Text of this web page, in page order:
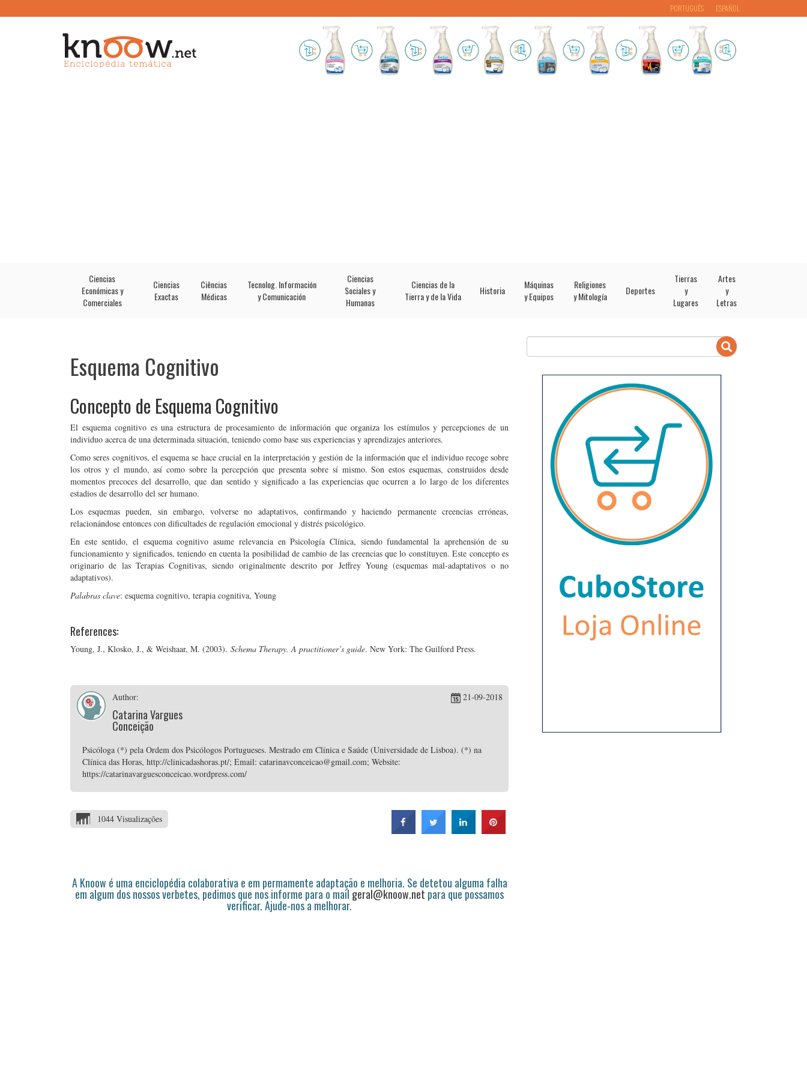
PORTUGUÊS ESPAÑOL
Ciencias
Económicas y
Comerciales
Ciencias
Exactas
Ciências
Médicas
Tecnolog. Información
y Comunicación
Ciencias
Sociales y
Humanas
Ciencias de la
Tierra y de la Vida
Historia
Máquinas
y Equipos
Religiones
y Mitología
Deportes
Tierras
y
Lugares
Artes
y
Letras
Esquema Cognitivo
Concepto de Esquema Cognitivo
El esquema cognitivo es una estructura de procesamiento de información que organiza los estímulos y percepciones de un
individuo acerca de una determinada situación, teniendo como base sus experiencias y aprendizajes anteriores.
Como seres cognitivos, el esquema se hace crucial en la interpretación y gestión de la información que el individuo recoge sobre
los otros y el mundo, así como sobre la percepción que presenta sobre sí mismo. Son estos esquemas, construidos desde
momentos precoces del desarrollo, que dan sentido y significado a las experiencias que ocurren a lo largo de los diferentes
estadios de desarrollo del ser humano.
Los esquemas pueden, sin embargo, volverse no adaptativos, confirmando y haciendo permanente creencias erróneas,
relacionándose entonces con dificultades de regulación emocional y distrés psicológico.
En este sentido, el esquema cognitivo asume relevancia en Psicología Clínica, siendo fundamental la aprehensión de su
funcionamiento y significados, teniendo en cuenta la posibilidad de cambio de las creencias que lo constituyen. Este concepto es
originario de las Terapias Cognitivas, siendo originalmente descrito por Jeffrey Young (esquemas mal-adaptativos o no
adaptativos).
Palabras clave: esquema cognitivo, terapia cognitiva, Young
References:
Young, J., Klosko, J., & Weishaar, M. (2003). Schema Therapy. A practitioner’s guide. New York: The Guilford Press.
Author:
Catarina Vargues
Conceição
21-09-2018
Psicóloga (*) pela Ordem dos Psicólogos Portugueses. Mestrado em Clínica e Saúde (Universidade de Lisboa). (*) na
Clínica das Horas, http://clinicadashoras.pt/; Email: catarinavconceicao@gmail.com; Website:
https://catarinavarguesconceicao.wordpress.com/
1044 Visualizações
A Knoow é uma enciclopédia colaborativa e em permamente adaptação e melhoria. Se detetou alguma falha
em algum dos nossos verbetes, pedimos que nos informe para o mail geral@knoow.net para que possamos
verificar. Ajude-nos a melhorar.